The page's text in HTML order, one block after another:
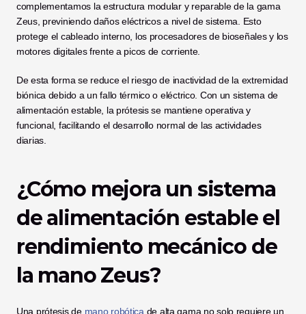
complementamos la estructura modular y reparable de la gama
Zeus, previniendo daños eléctricos a nivel de sistema. Esto
protege el cableado interno, los procesadores de bioseñales y los
motores digitales frente a picos de corriente.
De esta forma se reduce el riesgo de inactividad de la extremidad
biónica debido a un fallo térmico o eléctrico. Con un sistema de
alimentación estable, la prótesis se mantiene operativa y
funcional, facilitando el desarrollo normal de las actividades
diarias.
¿Cómo mejora un sistema
de alimentación estable el
rendimiento mecánico de
la mano Zeus?
Una prótesis de mano robótica de alta gama no solo requiere un